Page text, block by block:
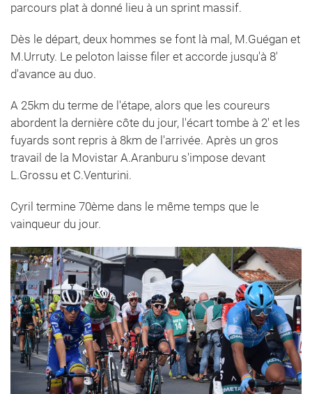
parcours plat à donné lieu à un sprint massif.
Dès le départ, deux hommes se font là mal, M.Guégan et
M.Urruty. Le peloton laisse filer et accorde jusqu'à 8'
d'avance au duo.
A 25km du terme de l'étape, alors que les coureurs
abordent la dernière côte du jour, l'écart tombe à 2' et les
fuyards sont repris à 8km de l'arrivée. Après un gros
travail de la Movistar A.Aranburu s'impose devant
L.Grossu et C.Venturini.
Cyril termine 70ème dans le même temps que le
vainqueur du jour.